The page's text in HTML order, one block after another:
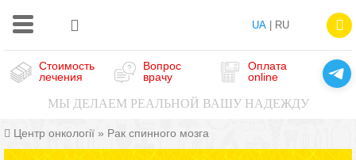
UA| RU
Стоимость
лечения
Вопрос
врачу
Оплата
online
МЫ ДЕЛАЕМ РЕАЛЬНОЙ ВАШУ НАДЕЖДУ
Центр онкології » Рак спинного мозга